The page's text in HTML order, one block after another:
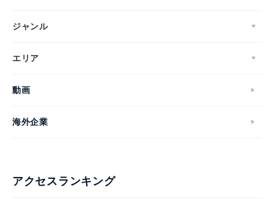
ジャンル
エリア
動画
海外企業
アクセスランキング